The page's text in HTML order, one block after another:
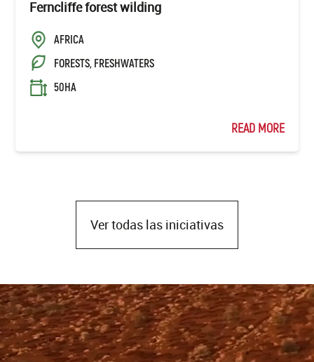
Ferncliffe forest wilding
AFRICA
FORESTS, FRESHWATERS
50HA
READ MORE
Ver todas las iniciativas